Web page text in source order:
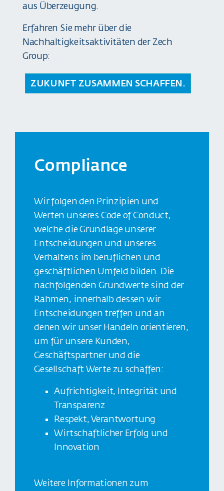
aus Überzeugung.
Erfahren Sie mehr über die
Nachhaltigkeitsaktivitäten der Zech
Group:
ZUKUNFT ZUSAMMEN SCHAFFEN.
Compliance
Wir folgen den Prinzipien und
Werten unseres Code of Conduct,
welche die Grundlage unserer
Entscheidungen und unseres
Verhaltens im beruflichen und
geschäftlichen Umfeld bilden. Die
nachfolgenden Grundwerte sind der
Rahmen, innerhalb dessen wir
Entscheidungen treffen und an
denen wir unser Handeln orientieren,
um für unsere Kunden,
Geschäftspartner und die
Gesellschaft Werte zu schaffen:
Aufrichtigkeit, Integrität und
Transparenz
Respekt, Verantwortung
Wirtschaftlicher Erfolg und
Innovation
Weitere Informationen zum